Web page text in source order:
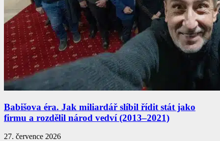
Babišova éra. Jak miliardář slíbil řídit stát jako
firmu a rozdělil národ vedví (2013–2021)
27. července 2026